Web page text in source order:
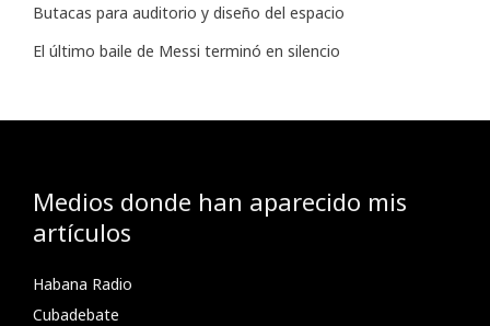
Butacas para auditorio y diseño del espacio
El último baile de Messi terminó en silencio
Medios donde han aparecido mis
artículos
Habana Radio
Cubadebate